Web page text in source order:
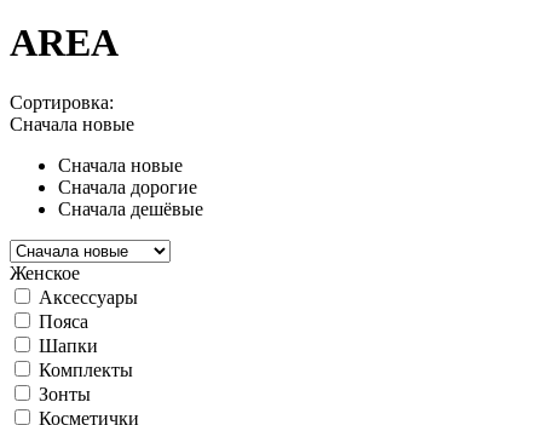
AREA
Сортировка:
Сначала новые
Сначала новые
Сначала дорогие
Сначала дешёвые
Женское
Аксессуары
Пояса
Шапки
Комплекты
Зонты
Косметички